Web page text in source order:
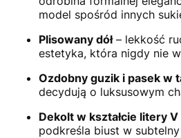
model spośród innych
Plisowany dół– lekkość
estetyka, która nigdy nie
Ozdobny guzik i pasek w
decydują o luksusowym
Dekolt w kształcie litery V
podkreśla biust w